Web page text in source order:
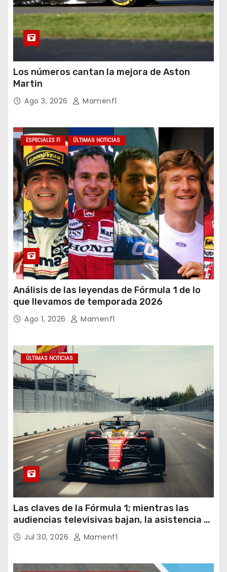
Los números cantan la mejora de Aston
Martin
Ago 3, 2026 Mamenf1
ESPECIALES F1 ÚLTIMAS NOTICIAS
Análisis de las leyendas de Fórmula 1 de lo
que llevamos de temporada 2026
Ago 1, 2026 Mamenf1
ÚLTIMAS NOTICIAS
Las claves de la Fórmula 1; mientras las
audiencias televisivas bajan, la asistencia a
los circuitos suben y en España se nos
vienen sorpresas
Jul 30, 2026 Mamenf1